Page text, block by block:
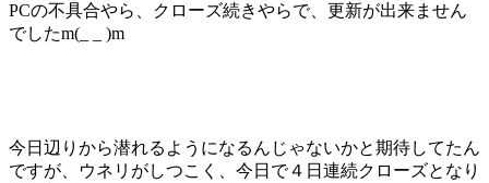
PCの不具合やら、クローズ続きやらで、更新が出来ません
でしたm(_ _ )m
今日辺りから潜れるようになるんじゃないかと期待してたん
ですが、ウネリがしつこく、今日で４日連続クローズとなり